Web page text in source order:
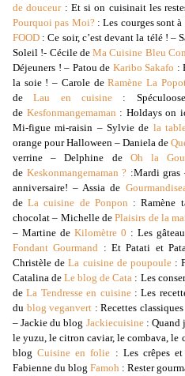
de douceur : Et si on cuisinait les
Pourquoi pas Moi? : Les courges sont
FOOD : Ce soir, c’est devant la télé ! –
Soleil !- Cécile de Ma Cuisine Bleu
Déjeuners ! – Patou de Karibo Sakafo :
la soie ! – Carole de Ramène La
de
Lau en cuisine
:
de Kesfonmangemaman : Holdays on
Mi-figue mi-raisin – Sylvie de la
orange pour Halloween – Daniela de
verrine – Delphine de
Oh la
de Keskonmangemaman ? :Mardi gras
anniversaire! – Assia de
de La cuisine de Ponpon : Ramène
chocolat – Michelle de Plaisirs de la
– Martine de Kilomètre 0 : Les
Fondant Gourmand : Et Patati et
Christèle de La cuisine de poupoule :
Catalina de Le blog de Cata : Les
de La Tendresse en cuisine : Les
du blog veganvert : Recettes
– Jackie du blog Jackiecuisine : Quand
le yuzu, le citron caviar, le combava, le
blog Cuisine en folie : Les crêpes
Fabienne du blog Famoh : Rester